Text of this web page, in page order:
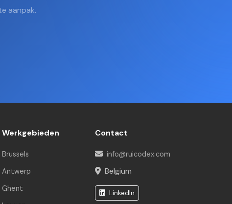
aanpak.
Werkgebieden
Brussels
Antwerp
Ghent
Contact
info@ruicodex.com
Belgium
LinkedIn
Online | Techniek assistent.
How can I help you today?